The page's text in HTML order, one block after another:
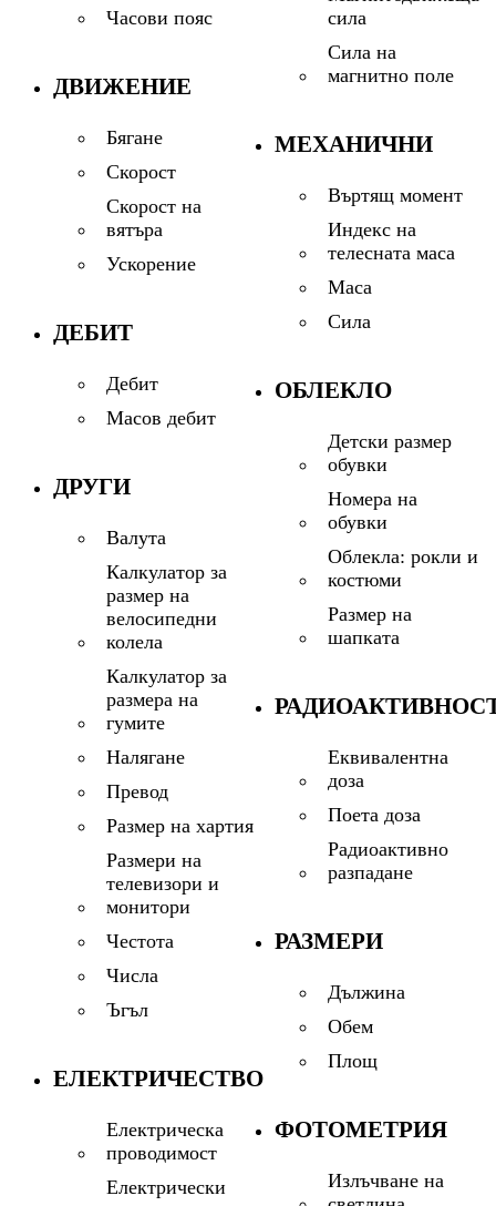
Часови пояс
ДВИЖЕНИЕ
Бягане
Скорост
Скорост на
вятъра
Ускорение
ДЕБИТ
Дебит
Масов дебит
ДРУГИ
Валута
Калкулатор за
размер на
велосипедни
колела
Калкулатор за
размера на
гумите
Налягане
Превод
Размер на хартия
Размери на
телевизори и
монитори
Честота
Числа
Ъгъл
ЕЛЕКТРИЧЕСТВО
Електрическа
проводимост
Електрически
сила
Сила на
магнитно поле
МЕХАНИЧНИ
Въртящ момент
Индекс на
телесната маса
Маса
Сила
ОБЛЕКЛО
Детски размер
обувки
Номера на
обувки
Облекла: рокли и
костюми
Размер на
шапката
Еквивалентна
доза
Поета доза
Радиоактивно
разпадане
РАЗМЕРИ
Дължина
Обем
Площ
ФОТОМЕТРИЯ
Излъчване на